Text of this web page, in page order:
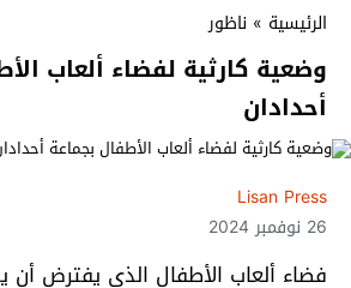
الرئيسية » ناظور
وضعية كارثية لفضاء ألعاب
أحدادان
Lisan Press
26 نوفمبر 2024
فضاء ألعاب الأطفال الذي يفترض أن